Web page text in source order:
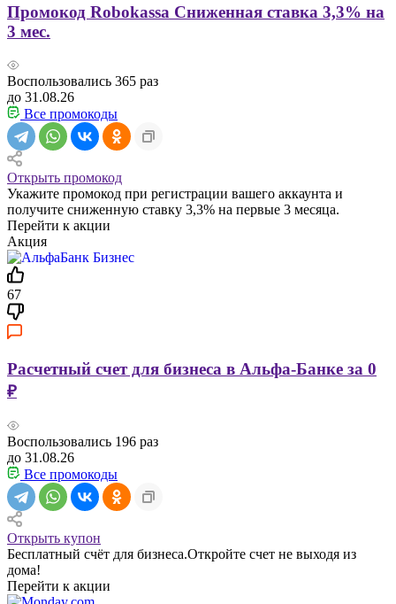
Промокод Robokassa Сниженная ставка 3,3% на
3 мес.
Воспользовались 365 раз
до 31.08.26
Все промокоды
Открыть промокод
Укажите промокод при регистрации вашего аккаунта и
получите сниженную ставку 3,3% на первые 3 месяца.
Перейти к акции
Акция
67
Расчетный счет для бизнеса в Альфа-Банке за 0
₽
Воспользовались 196 раз
до 31.08.26
Все промокоды
Открыть купон
Бесплатный счёт для бизнеса.Откройте счет не выходя из
дома!
Перейти к акции